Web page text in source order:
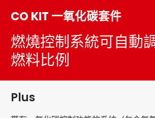
CO KIT 一氧化碳套件
燃燒控制系統可自動
燃料比例
Plus